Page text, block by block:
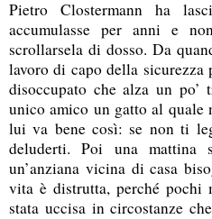
Pietro Clostermann ha
accumulasse per anni e
scrollarsela di dosso. Da
lavoro di capo della sicurezza
disoccupato che alza un
unico amico un gatto al quale
lui va bene così: se non ti
deluderti. Poi una mattina
un’anziana vicina di casa
vita è distrutta, perché
stata uccisa in circostanze